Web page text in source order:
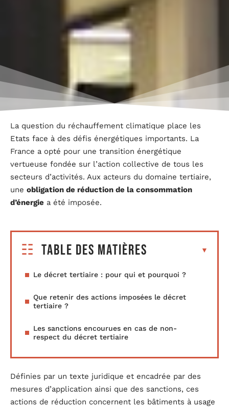
La question du réchauffement climatique place les
Etats face à des défis énergétiques importants. La
France a opté pour une transition énergétique
vertueuse fondée sur l’action collective de tous les
secteurs d’activités. Aux acteurs du domaine tertiaire,
une obligation de réduction de la consommation
d’énergie a été imposée.
Table des matières
Le décret tertiaire : pour qui et pourquoi ?
Que retenir des actions imposées le décret
tertiaire ?
Les sanctions encourues en cas de non-
respect du décret tertiaire
Définies par un texte juridique et encadrée par des
mesures d’application ainsi que des sanctions, ces
actions de réduction concernent les bâtiments à usage